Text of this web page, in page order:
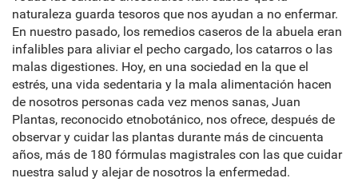
naturaleza guarda tesoros que nos ayudan a no enfermar.
En nuestro pasado, los remedios caseros de la abuela eran
infalibles para aliviar el pecho cargado, los catarros o las
malas digestiones. Hoy, en una sociedad en la que el
estrés, una vida sedentaria y la mala alimentación hacen
de nosotros personas cada vez menos sanas, Juan
Plantas, reconocido etnobotánico, nos ofrece, después de
observar y cuidar las plantas durante más de cincuenta
años, más de 180 fórmulas magistrales con las que cuidar
nuestra salud y alejar de nosotros la enfermedad.